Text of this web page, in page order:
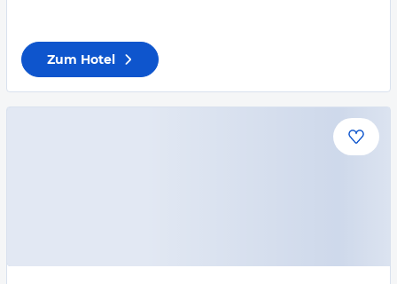
Zum Hotel